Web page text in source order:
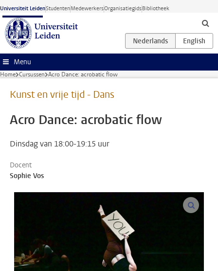
Ga naar hoofdinhoud
Universiteit LeidenStudentenMedewerkersOrganisatiegidsBibliotheek
Menu
Home Cursussen Acro Dance: acrobatic flow
Kunst en vrije tijd - Dans
Acro Dance: acrobatic flow
Dinsdag van 18:00-19:15 uur
Docent
Sophie Vos